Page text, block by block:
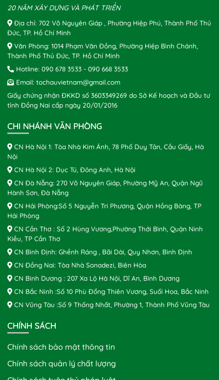
20 NĂM XÂY DỰNG VÀ PHÁT TRIỂN
Địa chỉ: 702 Võ Nguyên Giáp , Phường Hiệp Phú, Thành Phố Thủ
Đức, TP. Hồ Chí Minh
Văn Phòng: 1014 Phạm Văn Đồng, Phường Hiệp Bình Chánh,
Thành Phố Thủ Đức, TP. Hồ Chí Minh
Hotline: 090 678 3533 - 090 668 3533
Email: tochauvietnam@gmail.com
Giấy chứng nhận ĐKKD số 3603349269 do Sở Kế hoạch và Đầu tư
tỉnh Đồng Nai cấp ngày 20/01/2016
CHI NHÁNH VĂN PHÒNG
CN Hà Nội 1: Tòa Nhà Kim Ánh, 78 Phố Duy Tân, Cầu Giấy, Hà
Nội
CN Hà Nội 2: Dục Tú, Đông Anh, Hà Nội
CN Đà Nẵng: 270 Võ Nguyên Giáp, Phường Mỹ An, Quận Ngũ
Hành Sơn, Đà Nẵng
CN Hải Phòng:Số 5 Nguyễn Tri Phương, Quận Hồng Bàng, TP
Hải Phòng
CN Cần Thơ : Số 2 Hùng Vương,Phường Thới Bình, Quận Ninh
Kiều, TP Cần Thơ
CN Bình Định: Ghềnh Ráng , Bãi Dài, Quy Nhơn, Bình Định
CN Đồng Nai: Tòa Nhà Sonadezi, Biên Hòa
CN Bình Dương : 207 Xa Lộ Hà Nội, Dĩ An, Bình Dương
CN Bắc Ninh :Số 10 Phù Đổng Thiên Vương, Suối Hoa, Bắc Ninh
CN Vũng Tàu :Số 9 Thống Nhất, Phường 1, Thành Phố Vũng Tàu
CHÍNH SÁCH
Chính sách bảo mật thông tin
Chính sách quản lý chất lượng